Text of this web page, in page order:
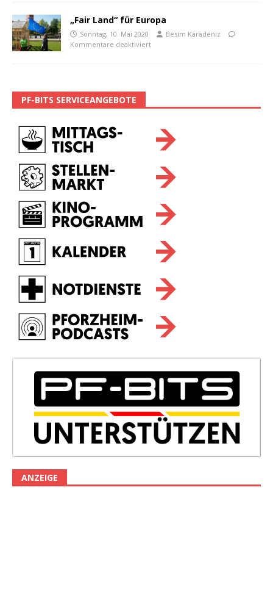
„Fair Land“ für Europa
Sonntag, 10. Mai 2020
Besim Karadeniz
Kommentare deaktiviert
PF-BITS SERVICEANGEBOTE
ANZEIGE